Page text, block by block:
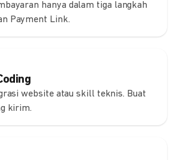
hanya dalam tiga langkah
Payment Link.
website atau skill teknis. Buat
kirim.